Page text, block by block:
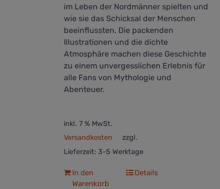
im Leben der Nordmänner spielten und
wie sie das Schicksal der Menschen
beeinflussten. Die packenden
Illustrationen und die dichte
Atmosphäre machen diese Geschichte
zu einem unvergesslichen Erlebnis für
alle Fans von Mythologie und
Abenteuer.
inkl. 7 % MwSt.
zzgl.
Versandkosten
Lieferzeit: 3-5 Werktage
In den
Warenkorb
Details